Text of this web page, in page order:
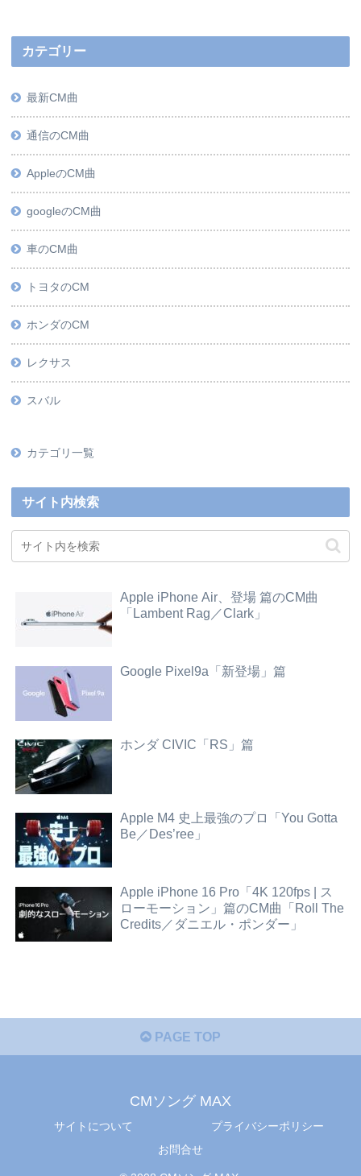
カテゴリー
最新CM曲
通信のCM曲
AppleのCM曲
googleのCM曲
車のCM曲
トヨタのCM
ホンダのCM
レクサス
スバル
カテゴリ一覧
サイト内検索
Apple iPhone Air、登場 篇のCM曲
「Lambent Rag／Clark」
Google Pixel9a「新登場」篇
ホンダ CIVIC「RS」篇
Apple M4 史上最強のプロ「You Gotta
Be／Des’ree」
Apple iPhone 16 Pro「4K 120fps | ス
ローモーション」篇のCM曲「Roll The
Credits／ダニエル・ポンダー」
PAGE TOP
CMソング MAX
サイトについて
プライバシーポリシー
お問合せ